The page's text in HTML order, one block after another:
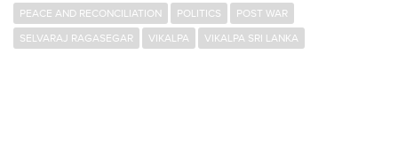
PEACE AND RECONCILIATION
POLITICS
POST WAR
SELVARAJ RAGASEGAR
VIKALPA VIKALPA SRI LANKA